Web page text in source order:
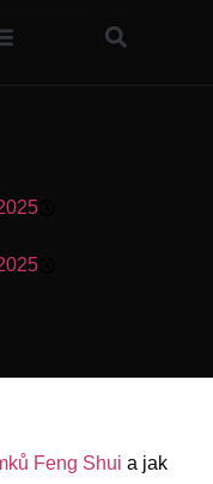
Feng Shui a jak